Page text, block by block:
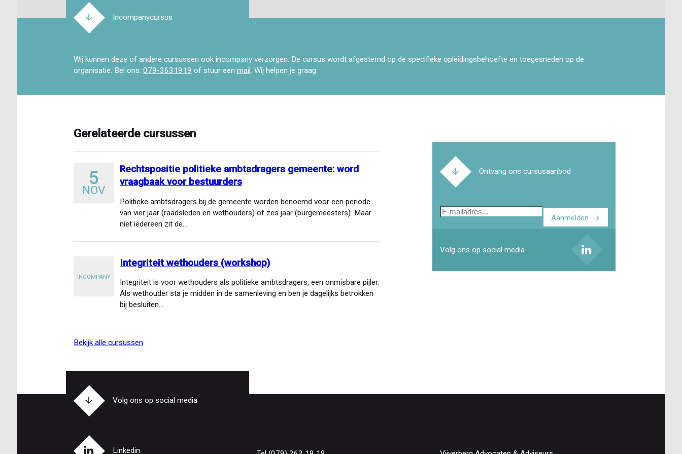
Incompanycursus
Wij kunnen deze of andere cursussen ook incompany verzorgen. De cursus wordt afgestemd op de specifieke opleidingsbehoefte en toegesneden op de
organisatie. Bel ons: 079-3631919 of stuur een mail . Wij helpen je graag.
Gerelateerde cursussen
5
NOV
Rechtspositie politieke ambtsdragers gemeente: word
vraagbaak voor bestuurders
Politieke ambtsdragers bij de gemeente worden benoemd voor een periode
van vier jaar (raadsleden en wethouders) of zes jaar (burgemeesters). Maar
niet iedereen zit de…
INCOMPANY
Integriteit wethouders (workshop)
Integriteit is voor wethouders als politieke ambtsdragers, een onmisbare pijler.
Als wethouder sta je midden in de samenleving en ben je dagelijks betrokken
bij besluiten…
bekijk alle cursussen
Ontvang ons cursusaanbod
E-
Aanmelden
Volg ons op social media
Volg ons op social media
Linkedin